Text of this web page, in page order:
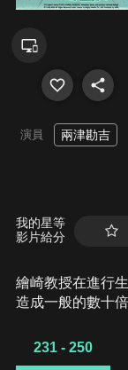
演員 兩津勘吉
我的星等
影片給分
繪崎教授在進行
造成一般的數十
螃蟹、花枝) 逃
231 - 250